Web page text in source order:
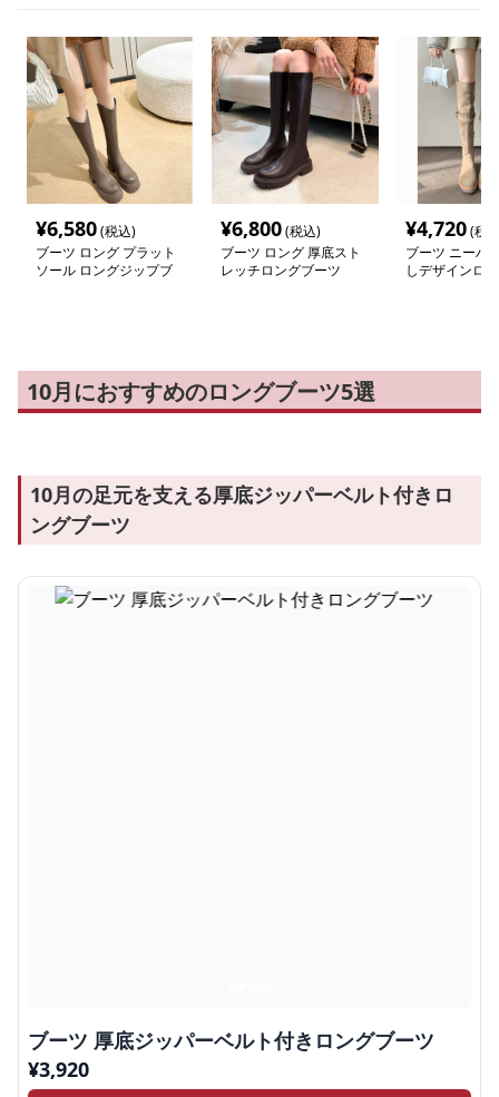
¥6,580(税込)
ブーツ ロング プラット
ソール ロングジップブ
¥6,800(税込)
ブーツ ロング 厚底スト
レッチロングブーツ
¥4,720(税
ブーツ ニーハ
しデザインロ
10月におすすめのロングブーツ5選
10月の足元を支える厚底ジッパーベルト付きロ
ングブーツ
ブーツ 厚底ジッパーベルト付きロングブーツ
¥3,920